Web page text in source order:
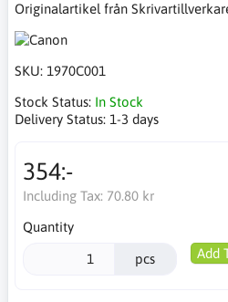
Originalartikel från
SKU: 1970C001
Stock Status: In Stock
Delivery Status: 1-3 days
354:-
Including Tax: 70.80 kr
Quantity
pcs Add